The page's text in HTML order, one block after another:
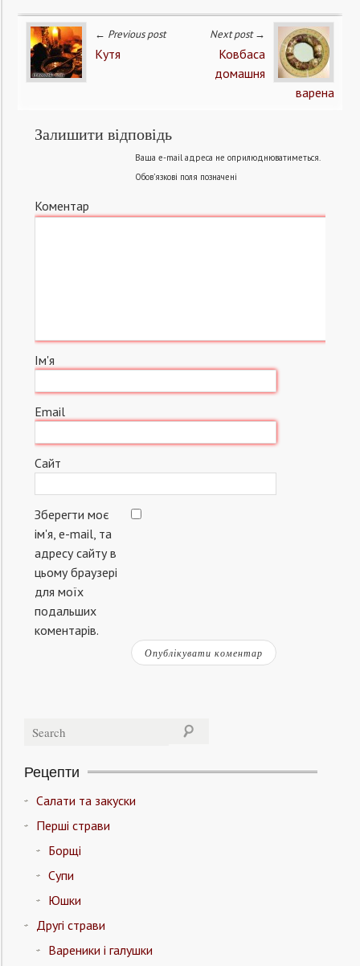
← Previous post
Кутя
Next post →
Ковбаса
домашня
варена
Залишити відповідь
Ваша e-mail адреса не оприлюднюватиметься.
Обов’язкові поля позначені
Коментар
Ім'я
Email
Сайт
Зберегти моє
ім'я, e-mail, та
адресу сайту в
цьому браузері
для моїх
подальших
коментарів.
Рецепти
Салати та закуски
Перші страви
Борщі
Супи
Юшки
Другі страви
Вареники і галушки